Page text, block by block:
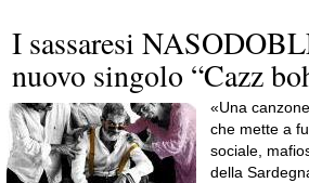
I sassaresi
nuovo singolo “Cazz
«Una
che mette a
sociale,
della